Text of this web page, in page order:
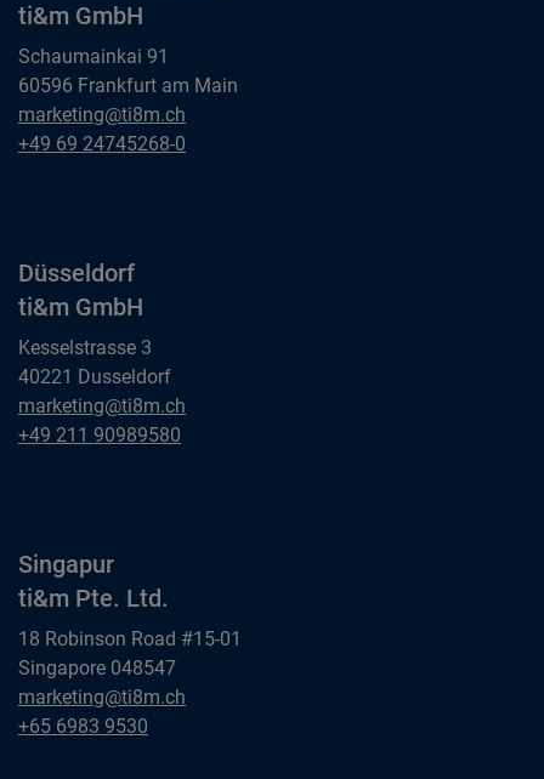
ti&m GmbH
Schaumainkai 91
60596 Frankfurt am Main
Frankfurt am Main
ti&m GmbH
marketing@ti8m.ch
Frankfurt am Main
+49 69 24745268-0
Düsseldorf
ti&m GmbH
Kesselstrasse 3
40221 Dusseldorf
Düsseldorf
ti&m GmbH
marketing@ti8m.ch
Düsseldorf
+49 211 90989580
Singapur
ti&m Pte. Ltd.
18 Robinson Road #15-01
Singapore 048547
Singapur
ti&m Pte. Ltd.
marketing@ti8m.ch
Singapur
+65 6983 9530